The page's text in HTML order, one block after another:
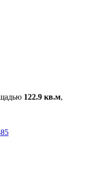
122.9 кв.м,